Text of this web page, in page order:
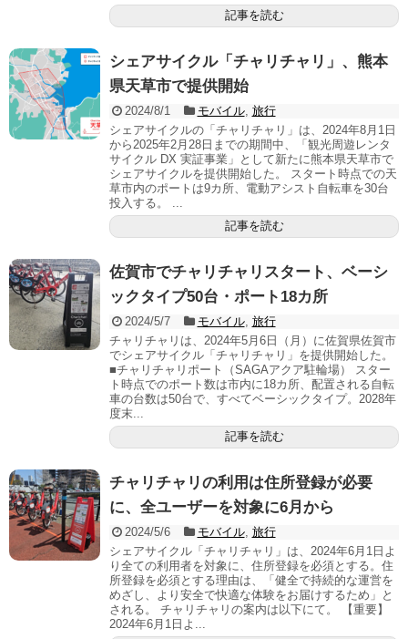
記事を読む
シェアサイクル「チャリチャリ」、熊本
県天草市で提供開始
2024/8/1 モバイル, 旅行
シェアサイクルの「チャリチャリ」は、2024年8月1日
から2025年2月28日までの期間中、「観光周遊レンタ
サイクル DX 実証事業」として新たに熊本県天草市で
シェアサイクルを提供開始した。 スタート時点での天
草市内のポートは9カ所、電動アシスト自転車を30台
投入する。 ...
記事を読む
佐賀市でチャリチャリスタート、ベーシ
ックタイプ50台・ポート18カ所
2024/5/7 モバイル, 旅行
チャリチャリは、2024年5月6日（月）に佐賀県佐賀市
でシェアサイクル「チャリチャリ」を提供開始した。
■チャリチャリポート（SAGAアクア駐輪場） スター
ト時点でのポート数は市内に18カ所、配置される自転
車の台数は50台で、すべてベーシックタイプ。2028年
度末...
記事を読む
チャリチャリの利用は住所登録が必要
に、全ユーザーを対象に6月から
2024/5/6 モバイル, 旅行
シェアサイクル「チャリチャリ」は、2024年6月1日よ
り全ての利用者を対象に、住所登録を必須とする。住
所登録を必須とする理由は、「健全で持続的な運営を
めざし、より安全で快適な体験をお届けするため」と
される。 チャリチャリの案内は以下にて。 【重要】
2024年6月1日よ...